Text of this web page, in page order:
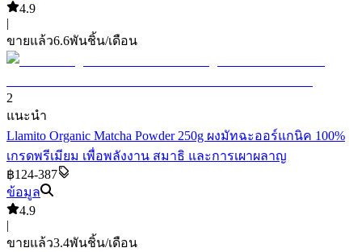
4.9
|
ขายแล้ว6.6พันชิ้น/เดือน
2
แนะนำ
Llamito Organic Matcha Powder 250g ผงมัทฉะออร์แกนิค 100%
เกรดพรีเมียม เพื่อพลังงาน สมาธิ และการเผาผลาญ
฿124-387
ข้อมูล
4.9
|
ขายแล้ว3.4พันชิ้น/เดือน